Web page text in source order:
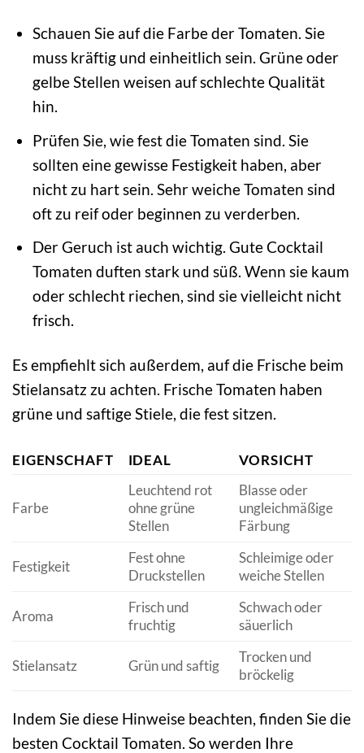
Schauen Sie auf die Farbe der Tomaten. Sie
muss kräftig und einheitlich sein. Grüne oder
gelbe Stellen weisen auf schlechte Qualität
hin.
Prüfen Sie, wie fest die Tomaten sind. Sie
sollten eine gewisse Festigkeit haben, aber
nicht zu hart sein. Sehr weiche Tomaten sind
oft zu reif oder beginnen zu verderben.
Der Geruch ist auch wichtig. Gute Cocktail
Tomaten duften stark und süß. Wenn sie kaum
oder schlecht riechen, sind sie vielleicht nicht
frisch.
Es empfiehlt sich außerdem, auf die Frische beim
Stielansatz zu achten. Frische Tomaten haben
grüne und saftige Stiele, die fest sitzen.
EIGENSCHAFT IDEAL VORSICHT
Farbe
Leuchtend rot
ohne grüne
Stellen
Blasse oder
ungleichmäßige
Färbung
Festigkeit
Fest ohne
Druckstellen
Schleimige oder
weiche Stellen
Aroma
Frisch und
fruchtig
Schwach oder
säuerlich
Stielansatz Grün und saftig
Trocken und
bröckelig
Indem Sie diese Hinweise beachten, finden Sie die
besten Cocktail Tomaten. So werden Ihre